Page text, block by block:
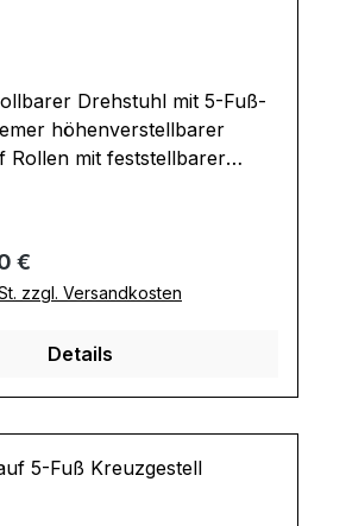
Drehstuhl mit 5-Fuß-
Rollen mit feststellbarer
in cm: B 64 / H 98-107 / T
€
zzgl. Versandkosten
Details